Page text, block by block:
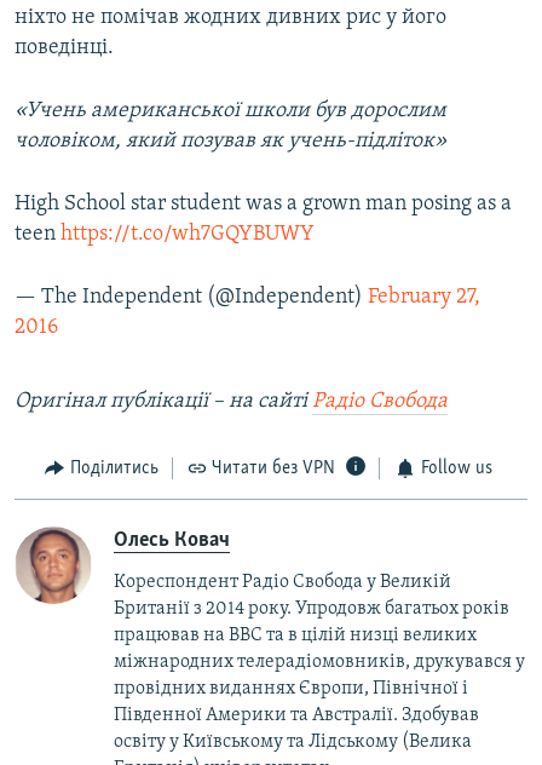
ніхто не помічав жодних дивних рис у його
поведінці.
«Учень американської школи був дорослим
чоловіком, який позував як учень-підліток»
High School star student was a grown man posing as a
teen https://t.co/wh7GQYBUWY
— The Independent (@Independent) February 27,
2016
Оригінал публікації – на сайтіРадіо Свобода
Поділитись Читати без VPN Follow us
Олесь Ковач
Кореспондент Радіо Свобода у Великій
Британії з 2014 року. Упродовж багатьох років
працював на BBC та в цілій низці великих
міжнародних телерадіомовників, друкувався у
провідних виданнях Європи, Північної і
Південної Америки та Австралії. Здобував
освіту у Київському та Лідському (Велика